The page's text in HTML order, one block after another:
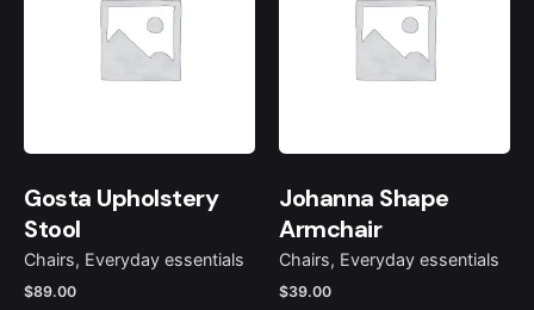
Gosta Upholstery
Stool
Chairs Everyday essentials
$89.00
Johanna Shape
Armchair
Chairs Everyday essentials
$39.00